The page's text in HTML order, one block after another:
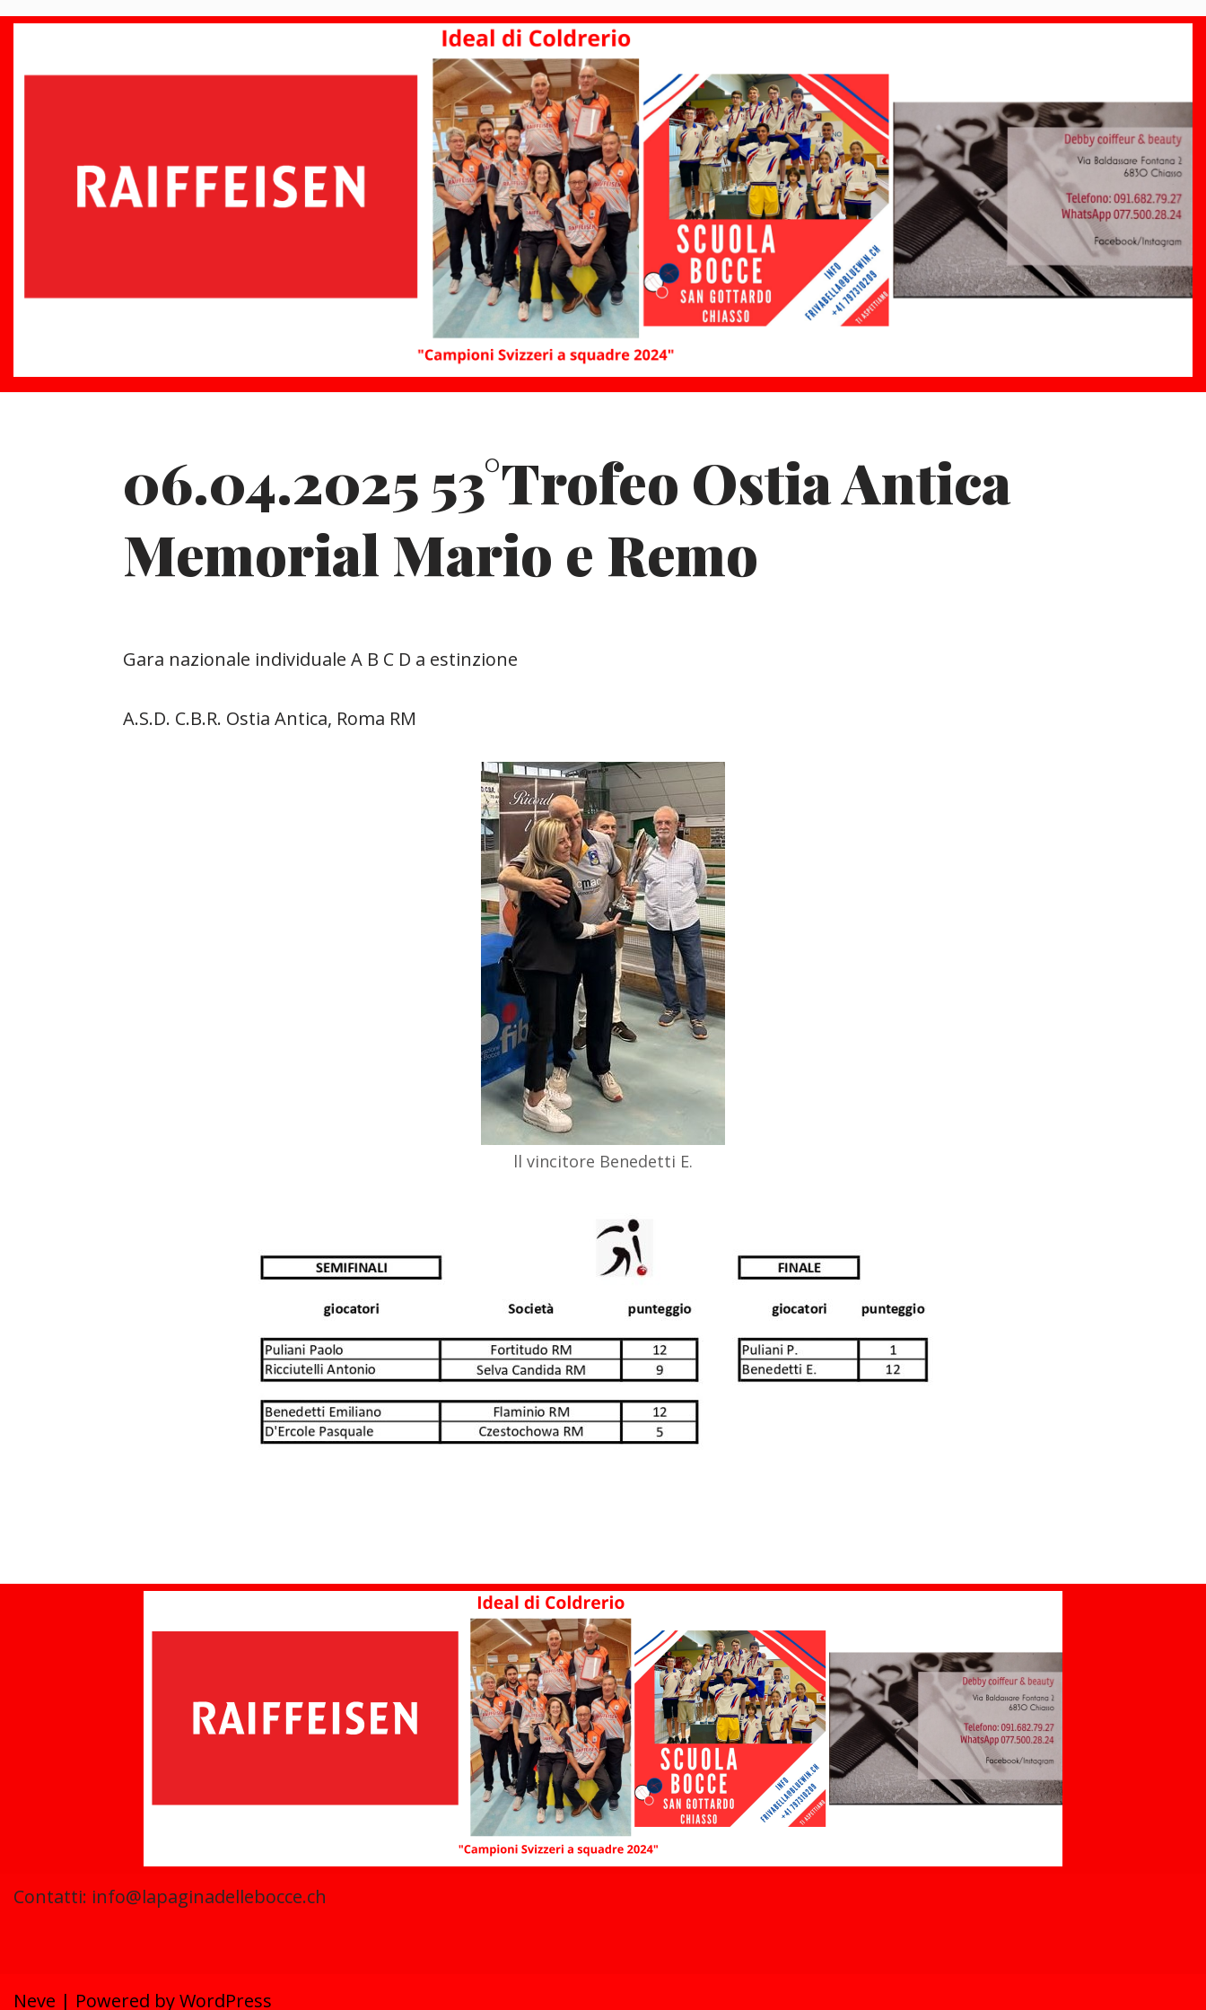
06.04.2025 53°Trofeo Ostia Antica
Memorial Mario e Remo
Gara nazionale individuale A B C D a estinzione
A.S.D. C.B.R. Ostia Antica, Roma RM
ll vincitore Benedetti E.
Contatti: info@lapaginadellebocce.ch
Neve | Powered byWordPress